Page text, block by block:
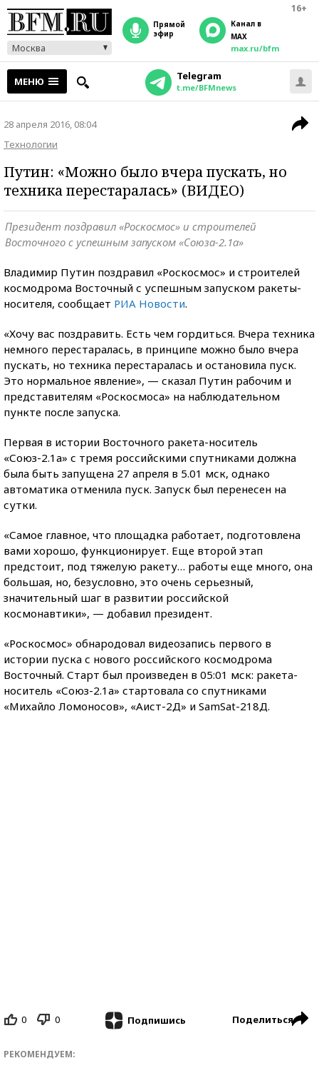
16+
Москва
прямой
эфир
Канал в
MAX
max.ru/bfm
МЕНЮ Telegram
t.me/BFMnews
28 апреля 2016, 08:04
Технологии
Путин: «Можно было вчера пускать, но
техника перестаралась» (ВИДЕО)
Президент поздравил «Роскосмос» и строителей
Восточного с успешным запуском «Союза-2.1а»
Владимир Путин поздравил «Роскосмос» и строителей
космодрома Восточный с успешным запуском ракеты-
носителя, сообщает РИА Новости.
«Хочу вас поздравить. Есть чем гордиться. Вчера техника
немного перестаралась, в принципе можно было вчера
пускать, но техника перестаралась и остановила пуск.
Это нормальное явление», — сказал Путин рабочим и
представителям «Роскосмоса» на наблюдательном
пункте после запуска.
Первая в истории Восточного ракета-носитель
«Союз-2.1а» с тремя российскими спутниками должна
была быть запущена 27 апреля в 5.01 мск, однако
автоматика отменила пуск. Запуск был перенесен на
сутки.
«Самое главное, что площадка работает, подготовлена
вами хорошо, функционирует. Еще второй этап
предстоит, под тяжелую ракету… работы еще много, она
большая, но, безусловно, это очень серьезный,
значительный шаг в развитии российской
космонавтики», — добавил президент.
«Роскосмос» обнародовал видеозапись первого в
истории пуска с нового российского космодрома
Восточный. Старт был произведен в 05:01 мск: ракета-
носитель «Союз-2.1а» стартовала со спутниками
«Михайло Ломоносов», «Аист-2Д» и SamSat-218Д.
0 0 Подпишись Поделиться
РЕКОМЕНДУЕМ: